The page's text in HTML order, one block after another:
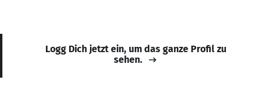
Logg Dich jetzt ein, um das ganze Profil zu
sehen.